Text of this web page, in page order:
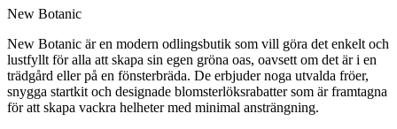
New Botanic
New Botanic är en modern odlingsbutik som vill göra det enkelt och
lustfyllt för alla att skapa sin egen gröna oas, oavsett om det är i en
trädgård eller på en fönsterbräda. De erbjuder noga utvalda fröer,
snygga startkit och designade blomsterlöksrabatter som är framtagna
för att skapa vackra helheter med minimal ansträngning.